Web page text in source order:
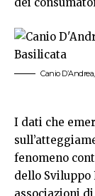
Canio
I dati che
fenomeno
dello Sviluppo